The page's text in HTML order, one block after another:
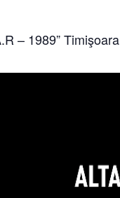
– 1989” Timişoara